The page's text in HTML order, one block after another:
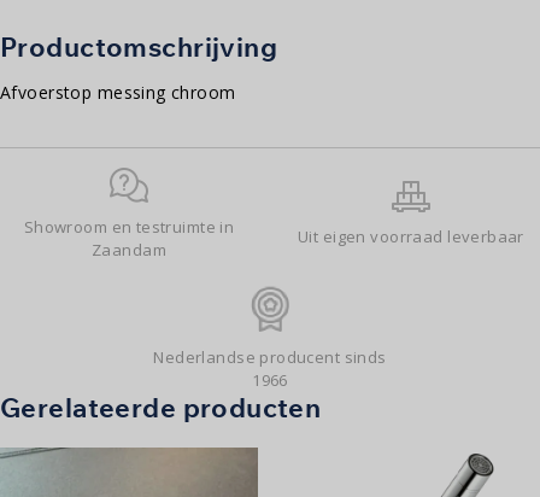
aantal
Productomschrijving
Afvoerstop messing chroom
Showroom en testruimte in
Zaandam
Uit eigen voorraad leverbaar
Nederlandse producent sinds
1966
Gerelateerde producten